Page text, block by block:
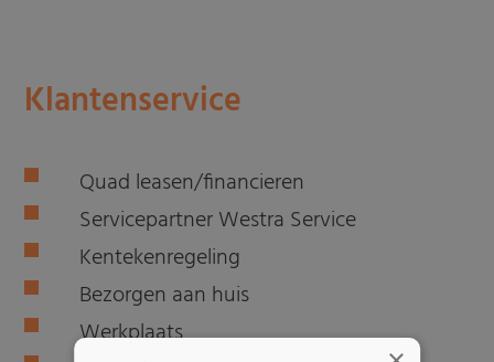
Klantenservice
Quad leasen/financieren
Servicepartner Westra Service
Kentekenregeling
Bezorgen aan huis
Werkplaats